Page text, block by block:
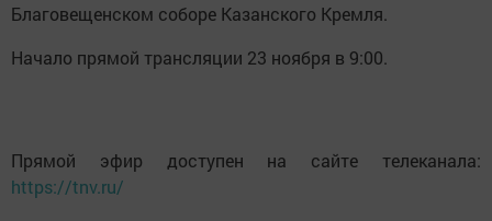
Благовещенском соборе Казанского Кремля.
Начало прямой трансляции 23 ноября в 9:00.
Прямой эфир доступен на сайте телеканала:
https://tnv.ru/